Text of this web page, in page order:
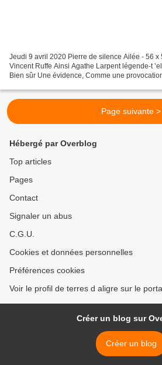
Jeudi 9 avril 2020 Pierre de silence Ailée - 56 x
Vincent Ruffe Ainsi Agathe Larpent légende-t
Bien sûr Une évidence, Comme une
Page suivante >
Hébergé par Overblog
Top articles
Pages
Contact
Signaler un abus
C.G.U.
Cookies et données personnelles
Préférences cookies
Voir le profil de terres d aligre sur le
Créer un blog sur
Créer un blog